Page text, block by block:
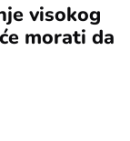
visokog
morati da